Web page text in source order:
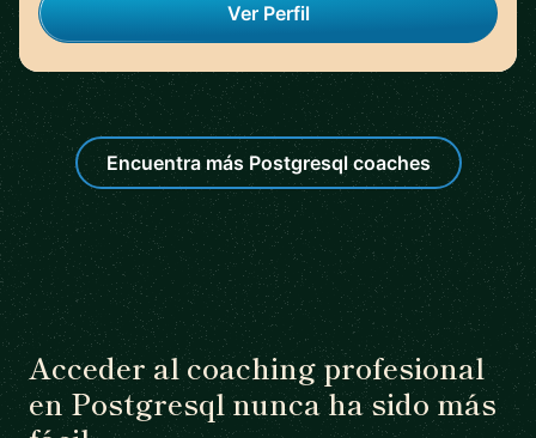
Ver Perfil
Encuentra más Postgresql coaches
Acceder al coaching profesional
en Postgresql nunca ha sido más